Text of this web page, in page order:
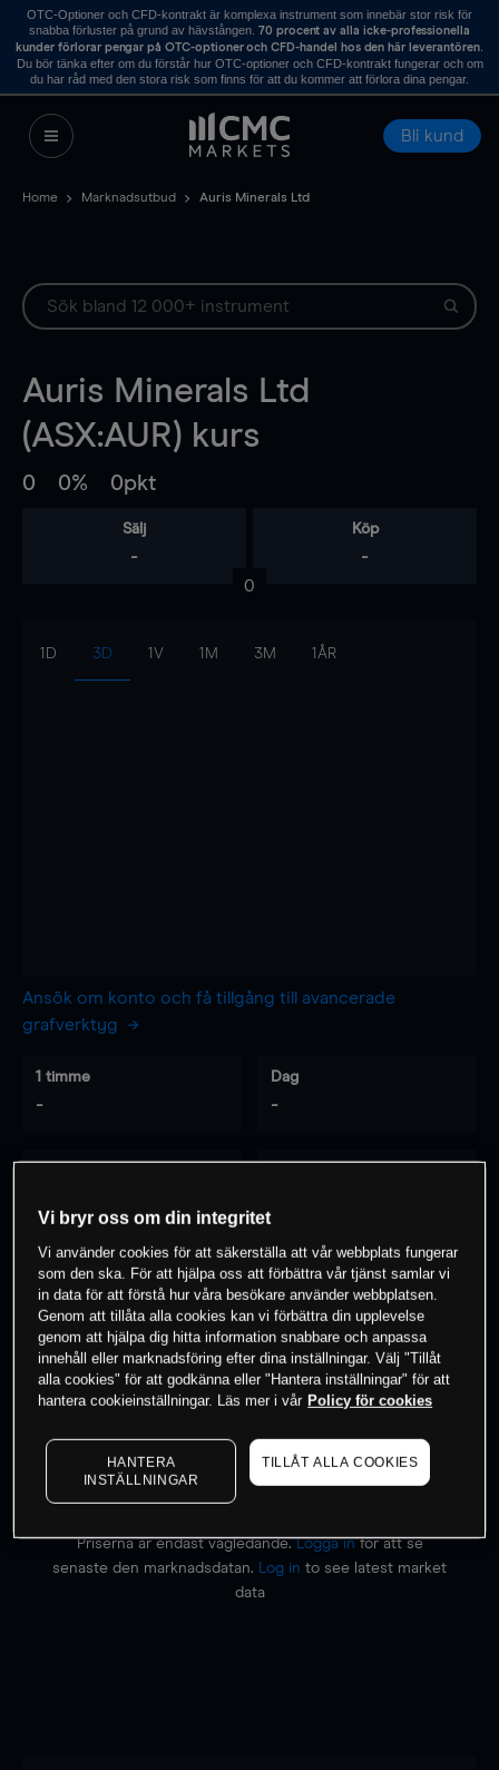
OTC-Optioner och CFD-kontrakt är komplexa instrument som innebär stor risk för
snabba förluster på grund av hävstången. 70 procent av alla icke-professionella
kunder förlorar pengar på OTC-optioner och CFD-handel hos den här leverantören.
Du bör tänka efter om du förstår hur OTC-optioner och CFD-kontrakt fungerar och om
du har råd med den stora risk som finns för att du kommer att förlora dina pengar.
Bli kund
Home Marknadsutbud Auris Minerals Ltd
Auris Minerals Ltd
(ASX:AUR) kurs
0 0% 0pkt
Sälj
-
Köp
-
0
1D 3D 1V 1M 3M 1ÅR
Ansök om konto och få tillgång till avancerade
grafverktyg
1 timme
-
Dag
-
0% av kunderna har en position i detta
instrument
Börja handla
Priserna är endast vägledande.Logga inför att se
senaste den marknadsdatan.
Log in to see latest market
data
Vi bryr oss om din integritet
Vi använder cookies för att säkerställa att vår webbplats fungerar
som den ska. För att hjälpa oss att förbättra vår tjänst samlar vi
in data för att förstå hur våra besökare använder webbplatsen.
Genom att tillåta alla cookies kan vi förbättra din upplevelse
genom att hjälpa dig hitta information snabbare och anpassa
innehåll eller marknadsföring efter dina inställningar. Välj "Tillåt
alla cookies" för att godkänna eller "Hantera inställningar" för att
hantera cookieinställningar. Läs mer i vår Policy för cookies
HANTERA
INSTÄLLNINGAR
TILLÅT ALLA COOKIES